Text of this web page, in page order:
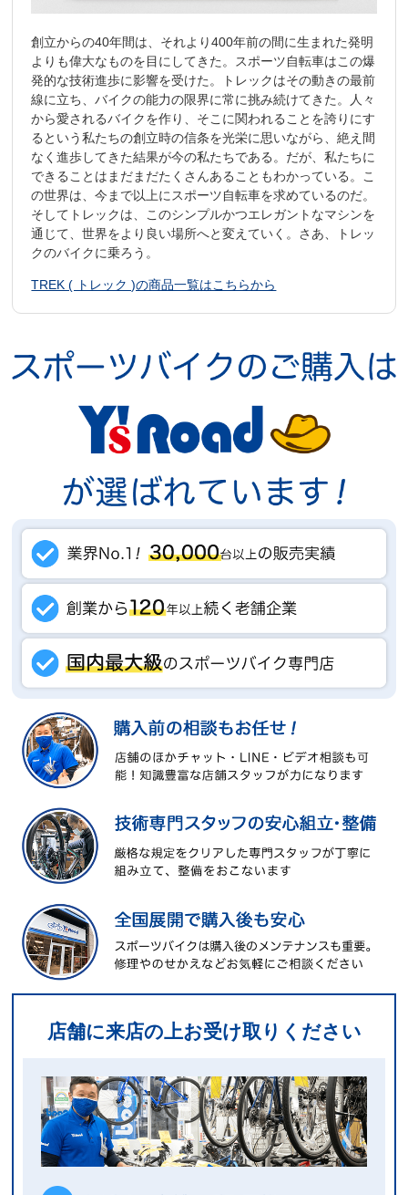
創立からの40年間は、それより400年前の間に生まれた発明
よりも偉大なものを目にしてきた。スポーツ自転車はこの爆
発的な技術進歩に影響を受けた。トレックはその動きの最前
線に立ち、バイクの能力の限界に常に挑み続けてきた。人々
から愛されるバイクを作り、そこに関われることを誇りにす
るという私たちの創立時の信条を光栄に思いながら、絶え間
なく進歩してきた結果が今の私たちである。だが、私たちに
できることはまだまだたくさんあることもわかっている。こ
の世界は、今まで以上にスポーツ自転車を求めているのだ。
そしてトレックは、このシンプルかつエレガントなマシンを
通じて、世界をより良い場所へと変えていく。さあ、トレッ
クのバイクに乗ろう。
TREK ( トレック )の商品一覧はこちらから
店舗に来店の上お受け取りください